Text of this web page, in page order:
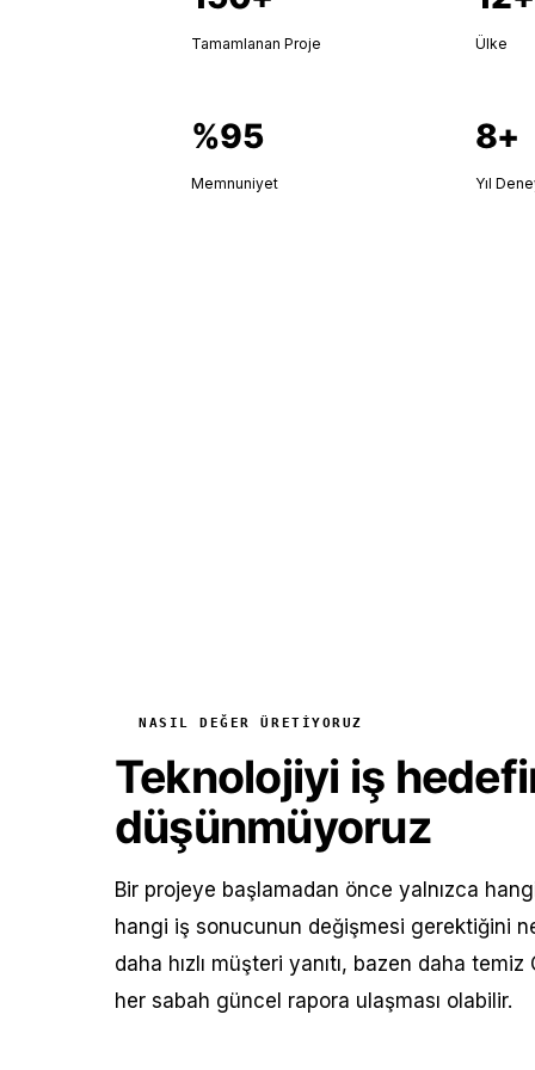
Tamamlanan Proje Ülke
%95
Memnuniyet
8+
Yıl
NASIL DEĞER ÜRETIYORUZ
Teknolojiyi iş
düşünmüyoruz
Bir projeye başlamadan önce yalnızca hangi
hangi iş sonucunun değişmesi gerektiğini
daha hızlı müşteri yanıtı, bazen daha
her sabah güncel rapora ulaşması olabilir.